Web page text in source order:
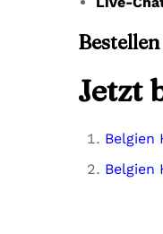
Jetzt
Belgien
Belgien